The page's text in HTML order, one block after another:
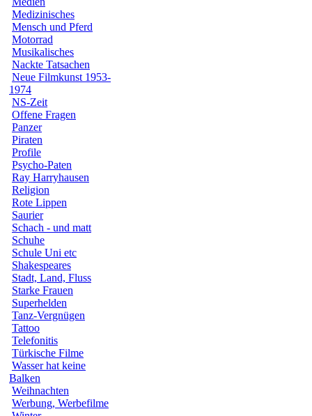
Medizinisches
Mensch und Pferd
Motorrad
Musikalisches
Nackte Tatsachen
Neue Filmkunst 1953-
1974
NS-Zeit
Offene Fragen
Panzer
Piraten
Profile
Psycho-Paten
Ray Harryhausen
Religion
Rote Lippen
Saurier
Schach - und matt
Schuhe
Schule Uni etc
Shakespeares
Stadt, Land, Fluss
Starke Frauen
Superhelden
Tanz-Vergnügen
Tattoo
Telefonitis
Türkische Filme
Wasser hat keine
Balken
Weihnachten
Werbung, Werbefilme